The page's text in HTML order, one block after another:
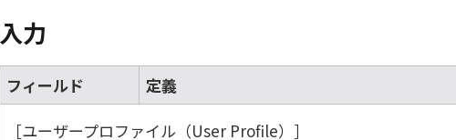
入力
フィールド 定義
ユーザープロファイル（User Profile）